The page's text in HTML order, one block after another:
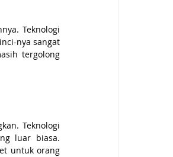
Teknologi
nya sangat
tergolong
Teknologi
luar biasa.
untuk orang